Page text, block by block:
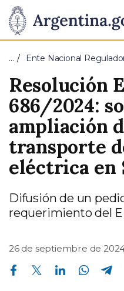
Presidencia
de
la
Nación
Pasar al contenido
… Ente Nacional
Resolución
686/2024:
ampliación
transporte
eléctrica en
Difusión de un
requerimiento del
26 de septiembre de
Compartir en Facebook Compartir en Twitter Compartir en Linkedin Compartir en Whatsapp